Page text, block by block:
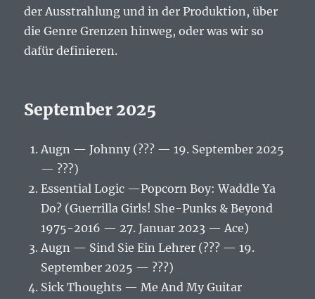
der Ausstrahlung und in der Produktion, über
die Genre Grenzen hinweg, oder was wir so
dafür definieren.
September 2025
Augn — Johnny (??? — 19. September 2025
— ???)
Essential Logic —Popcorn Boy: Waddle Ya
Do? (Guerrilla Girls! She-Punks & Beyond
1975-2016 — 27. Januar 2023 — Ace)
Augn — Sind Sie Ein Lehrer (??? — 19.
September 2025 — ???)
Sick Thoughts — Me And My Guitar